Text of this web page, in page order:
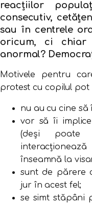
reacțiilor
consecutiv,
sau în centrele
oricum, ci chiar
anormal?
Motivele pentru
protest cu copilul pot
nu au cu cine să
vor să îi
(deși poate
înseamnă la
sunt de părere
jur în acest fel;
se simt stăpâni